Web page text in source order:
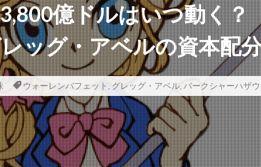
億ドルはいつ動く？
ッグ・アベルの資本配
ウォーレンバフェット , グレッグ・アベル, バークシャーハザウ